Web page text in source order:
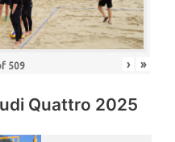
509 › »
Quattro 2025